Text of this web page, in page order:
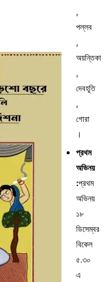
,
পল্লব
,
অয়ন্তিকা
,
দেবহূতি
,
গোরা
।
প্রথম
অভিনয়
:প্রথম
অভিনয়
১৮
ডিসেম্বর
বিকেল
৫.৩০
এ